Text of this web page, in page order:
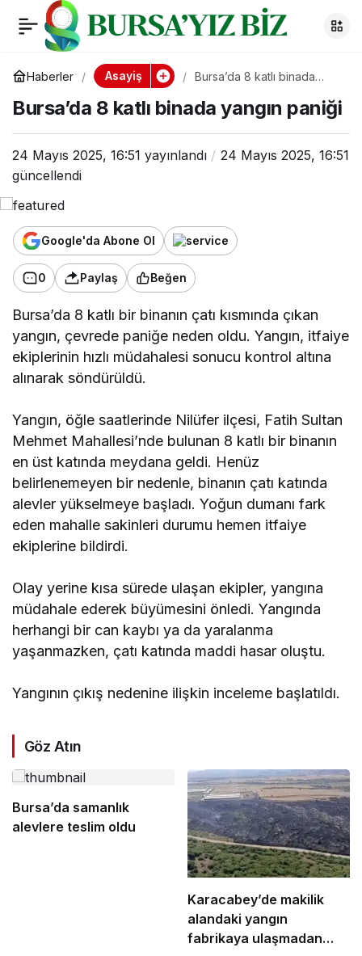
Haberler Asayiş
Bursa’da 8 katlı binada
Bursa’da 8 katlı binada yangın paniği
24 Mayıs 2025, 16:51 yayınlandı
24 Mayıs 2025, 16:51
güncellendi
Google'da Abone Ol
0 Paylaş Beğen
Bursa’da 8 katlı bir binanın çatı kısmında çıkan
yangın, çevrede paniğe neden oldu. Yangın, itfaiye
ekiplerinin hızlı müdahalesi sonucu kontrol altına
alınarak söndürüldü.
Yangın, öğle saatlerinde Nilüfer ilçesi, Fatih Sultan
Mehmet Mahallesi’nde bulunan 8 katlı bir binanın
en üst katında meydana geldi. Henüz
belirlenemeyen bir nedenle, binanın çatı katında
alevler yükselmeye başladı. Yoğun dumanı fark
eden mahalle sakinleri durumu hemen itfaiye
ekiplerine bildirdi.
Olay yerine kısa sürede ulaşan ekipler, yangına
müdahale ederek büyümesini önledi. Yangında
herhangi bir can kaybı ya da yaralanma
yaşanmazken, çatı katında maddi hasar oluştu.
Yangının çıkış nedenine ilişkin inceleme başlatıldı.
Göz Atın
Bursa’da samanlık
alevlere teslim oldu
Karacabey’de makilik
alandaki yangın
fabrikaya ulaşmadan
Bursa’da 8 katlı
binada yangın paniği